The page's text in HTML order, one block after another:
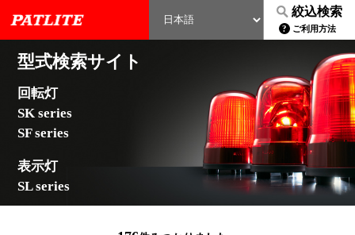
絞込検索
ご利用方法
型式検索サイト
回転灯
SK series
SF series
表示灯
SL series